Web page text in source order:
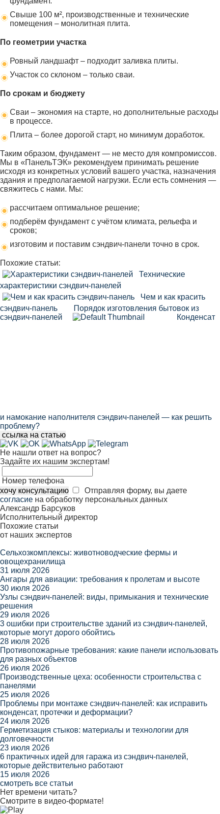
Свыше 100 м², производственные и технические
помещения – монолитная плита.
По геометрии участка
Ровный ландшафт – подходит заливка плиты.
Участок со склоном – только сваи.
По срокам и бюджету
Сваи – экономия на старте, но дополнительные расходы
в процессе.
Плита – более дорогой старт, но минимум доработок.
Таким образом, фундамент — не место для компромиссов.
Мы в «ПанельТЭК» рекомендуем принимать решение
исходя из конкретных условий вашего участка, назначения
здания и предполагаемой нагрузки. Если есть сомнения —
свяжитесь с нами. Мы:
рассчитаем оптимальное решение;
подберём фундамент с учётом климата, рельефа и
сроков;
изготовим и поставим сэндвич-панели точно в срок.
Похожие статьи:
Технические
характеристики сэндвич-панелей
Чем и как красить
сэндвич-панель
Порядок изготовления бытовок из
сэндвич-панелей
Конденсат
и намокание наполнителя сэндвич-панелей — как решить
проблему?
ссылка на статью
Не нашли ответ на вопрос?
Задайте их нашим экспертам!
Номер телефона
хочу консультацию
Отправляя форму, вы даете
согласие на обработку персональных данных
Александр Барсуков
Исполнительный директор
Похожие статьи
от наших экспертов
Сельхозкомплексы: животноводческие фермы и
овощехранилища
31 июля 2026
Ангары для авиации: требования к пролетам и высоте
30 июля 2026
Узлы сэндвич-панелей: виды, примыкания и технические
решения
29 июля 2026
3 ошибки при строительстве зданий из сэндвич-панелей,
которые могут дорого обойтись
28 июля 2026
Противопожарные требования: какие панели использовать
для разных объектов
26 июля 2026
Производственные цеха: особенности строительства с
панелями
25 июля 2026
Проблемы при монтаже сэндвич-панелей: как исправить
конденсат, протечки и деформации?
24 июля 2026
Герметизация стыков: материалы и технологии для
долговечности
23 июля 2026
6 практичных идей для гаража из сэндвич-панелей,
которые действительно работают
15 июля 2026
смотреть все статьи
Нет времени читать?
Смотрите в видео-формате!